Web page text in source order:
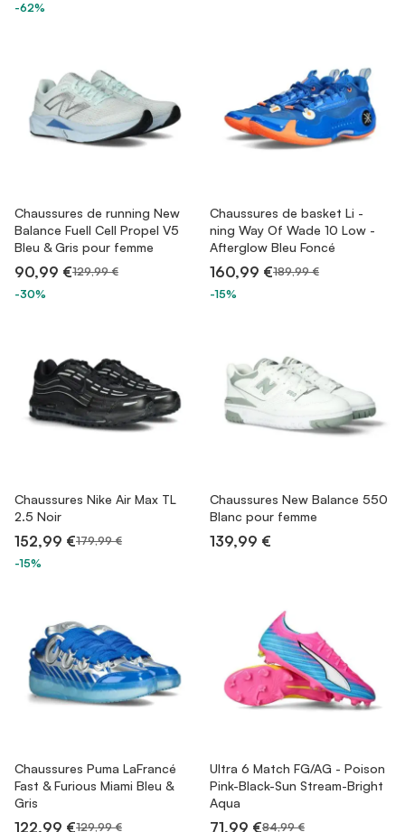
-62%
Chaussures de running New
Balance Fuell Cell Propel V5
Bleu & Gris pour femme
90,99 €129,99 €
-30%
Chaussures de basket Li -
ning Way Of Wade 10 Low -
Afterglow Bleu Foncé
160,99 €189,99 €
-15%
Chaussures Nike Air Max TL
2.5 Noir
152,99 €179,99 €
-15%
Chaussures New Balance 550
Blanc pour femme
139,99 €
Chaussures Puma LaFrancé
Fast & Furious Miami Bleu &
Gris
122,99 €129,99 €
Ultra 6 Match FG/AG - Poison
Pink-Black-Sun Stream-Bright
Aqua
71,99 €84,99 €